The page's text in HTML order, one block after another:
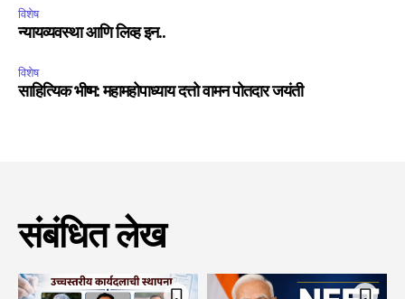
विशेष
न्यायव्यवस्था आणि लिव्ह इन..
विशेष
साहित्यिक भीष्म: महामहोपाध्याय दत्तो वामन पोतदार जयंती
संबंधित लेख